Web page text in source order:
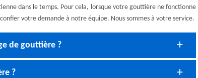
dans le temps. Pour cela, lorsque votre gouttière ne fonctionne
votre demande à notre équipe. Nous sommes à votre service.
de gouttière ?
?